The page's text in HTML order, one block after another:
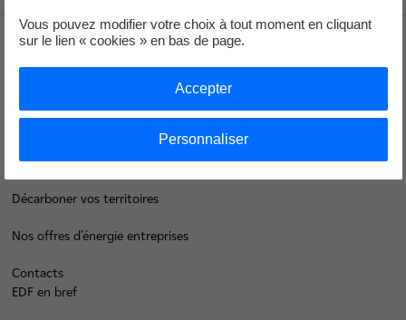
Groupe
Je déménage
Faire des économies d’énergie
Décarboner vos territoires
Nos offres d’énergie entreprises
Contacts
EDF en bref
Vous pouvez modifier votre choix à tout moment en cliquant
sur le lien « cookies » en bas de page.
Personnaliser
Accepter